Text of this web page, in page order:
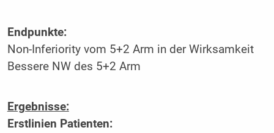
Endpunkte:
Non-Inferiority vom 5+2 Arm in der Wirksamkeit
Bessere NW des 5+2 Arm
Ergebnisse:
Erstlinien Patienten: